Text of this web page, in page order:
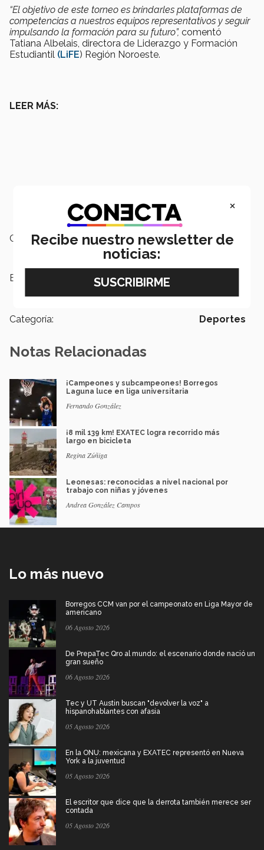
“El objetivo de este torneo es brindarles plataformas de
competencias a nuestros equipos representativos y seguir
impulsando la formación para su futuro”, comentó
Tatiana Albelais, directora de Liderazgo y Formación
Estudiantil (LiFE) Región Noroeste.
LEER MÁS:
Campus: León
Etiquetas: Deportes, futbol,
Baloncesto,
Categoría: Deportes
Notas Relacionadas
¡Campeones y subcampeones! Borregos
Laguna luce en liga universitaria
Fernando González
¡8 mil 139 km! EXATEC logra recorrido más
largo en bicicleta
Regina Zúñiga
Leonesas: reconocidas a nivel nacional por
trabajo con niñas y jóvenes
Andrea González Campos
Lo más nuevo
Borregos CCM van por el campeonato en Liga Mayor de
americano
06 Agosto 2026
De PrepaTec Qro al mundo: el escenario donde nació un
gran sueño
06 Agosto 2026
Tec y UT Austin buscan "devolver la voz" a
hispanohablantes con afasia
05 Agosto 2026
En la ONU: mexicana y EXATEC representó en Nueva
York a la juventud
05 Agosto 2026
El escritor que dice que la derrota también merece ser
contada
05 Agosto 2026
×
Recibe nuestro newsletter de
noticias: